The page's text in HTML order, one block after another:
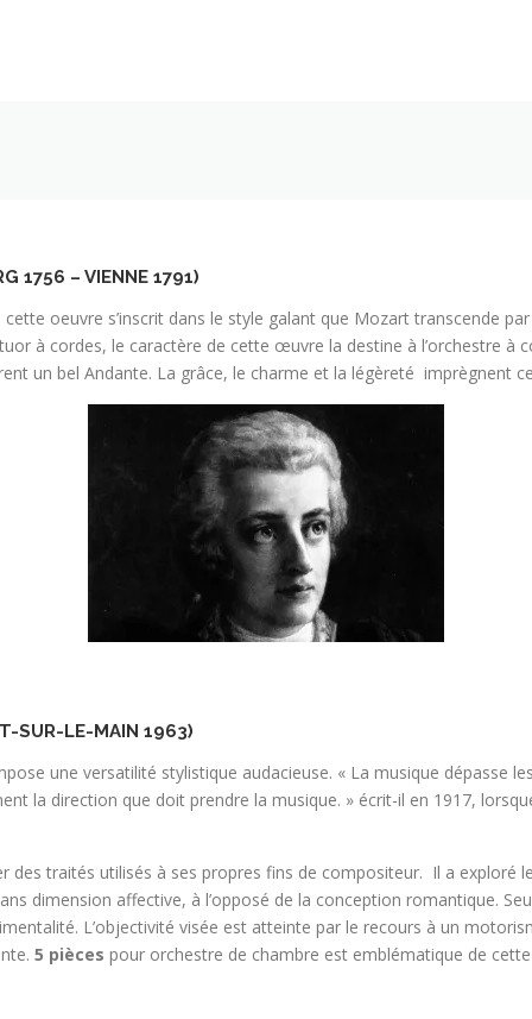
1756 – VIENNE 1791)
oeuvre s’inscrit dans le style galant que Mozart transcende
à cordes, le caractère de cette œuvre la destine à l’orchestre à
un bel Andante. La grâce, le charme et la légèreté imprègnent
SUR-LE-MAIN 1963)
une versatilité stylistique audacieuse. « La musique dépasse
la direction que doit prendre la musique. » écrit-il en 1917,
des traités utilisés à ses propres fins de compositeur. Il a exploré
dimension affective, à l’opposé de la conception romantique.
L’objectivité visée est atteinte par le recours à un
5 pièces pour orchestre de chambre est emblématique de